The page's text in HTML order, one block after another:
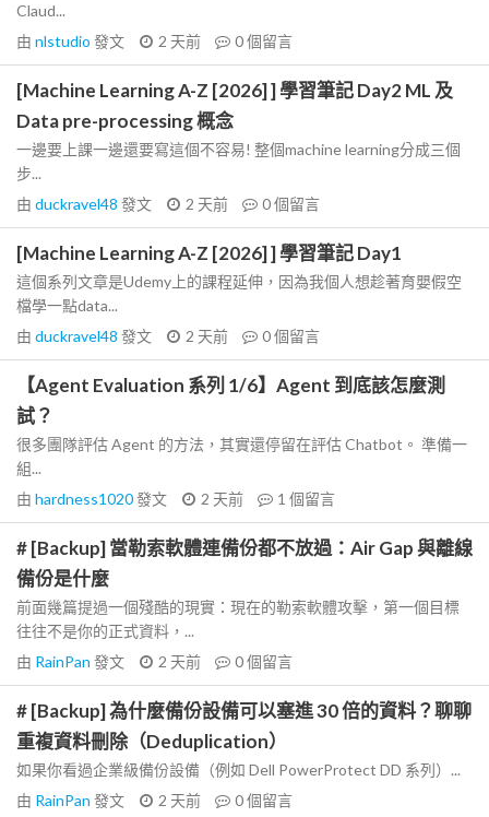
Claud...
由 nlstudio 發文 2 天前 0個留言
[Machine Learning A-Z [2026] ] 學習筆記 Day2 ML 及
Data pre-processing 概念
一邊要上課一邊還要寫這個不容易! 整個machine learning分成三個
步...
由 duckravel48 發文 2 天前 0個留言
[Machine Learning A-Z [2026] ] 學習筆記 Day1
這個系列文章是Udemy上的課程延伸，因為我個人想趁著育嬰假空
檔學一點data...
由 duckravel48 發文 2 天前 0個留言
【Agent Evaluation 系列 1/6】Agent 到底該怎麼測
試？
很多團隊評估 Agent 的方法，其實還停留在評估 Chatbot。 準備一
組...
由 hardness1020發文 2 天前 1 個留言
# [Backup] 當勒索軟體連備份都不放過：Air Gap 與離線
備份是什麼
前面幾篇提過一個殘酷的現實：現在的勒索軟體攻擊，第一個目標
往往不是你的正式資料，...
由 RainPan 發文 2 天前 0個留言
# [Backup] 為什麼備份設備可以塞進 30 倍的資料？聊聊
重複資料刪除（Deduplication）
如果你看過企業級備份設備（例如 Dell PowerProtect DD 系列）...
由 RainPan 發文 2 天前 0個留言